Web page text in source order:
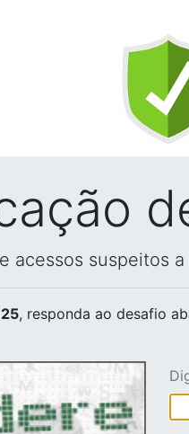
acessos suspeitos
, responda ao desafio